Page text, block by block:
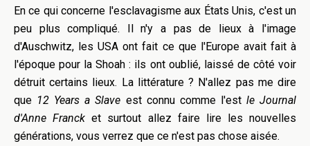
En ce qui concerne l'esclavagisme aux États Unis, c'est un
peu plus compliqué. Il n'y a pas de lieux à l'image
d'Auschwitz, les USA ont fait ce que l'Europe avait fait à
l'époque pour la Shoah : ils ont oublié, laissé de côté voir
détruit certains lieux. La littérature ? N'allez pas me dire
que 12 Years a Slave est connu comme l'est le Journal
d'Anne Franck et surtout allez faire lire les nouvelles
générations, vous verrez que ce n'est pas chose aisée.